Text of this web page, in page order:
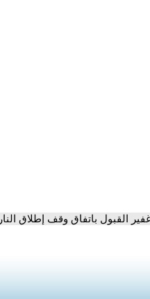
القبول باتفاق وقف إطلاق النار